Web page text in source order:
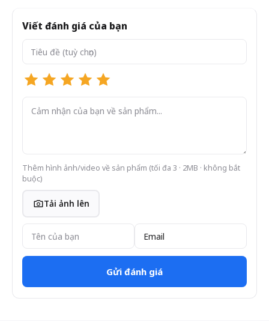
Viết đánh giá của bạn
Thêm hình ảnh/video về sản phẩm (tối đa 3 · 2MB · không bắt
buộc)
Tải ảnh lên
Gửi đánh giá